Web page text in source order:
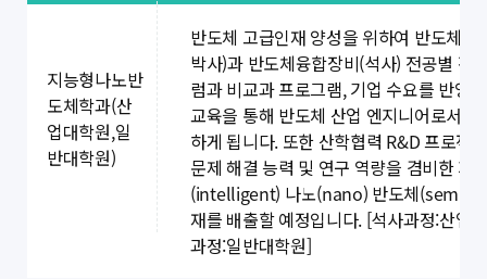
지능형나노반
도체학과(산
업대학원,일
반대학원)
반도체 고급인재 양성을 위하여 반도체설
박사)과 반도체융합장비(석사) 전공별 전
럼과 비교과 프로그램, 기업 수요를 반영
교육을 통해 반도체 산업 엔지니어로서의
하게 됩니다. 또한 산학협력 R&D 프로젝
문제 해결 능력 및 연구 역량을 겸비한 지
(intelligent) 나노(nano) 반도체
재를 배출할 예정입니다. [석사과정:산업
과정:일반대학원]